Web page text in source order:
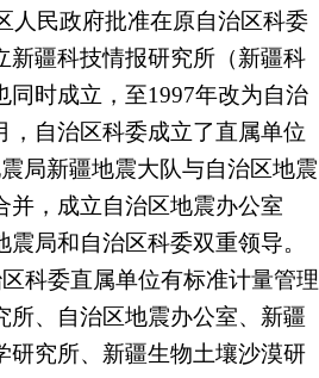
人民政府批准在原自治区科委
新疆科技情报研究所（新疆科
同时成立，至1997年改为自治
，自治区科委成立了直属单位
局新疆地震大队与自治区地震
并，成立自治区地震办公室
震局和自治区科委双重领导。
科委直属单位有标准计量管理
所、自治区地震办公室、新疆
研究所、新疆生物土壤沙漠研